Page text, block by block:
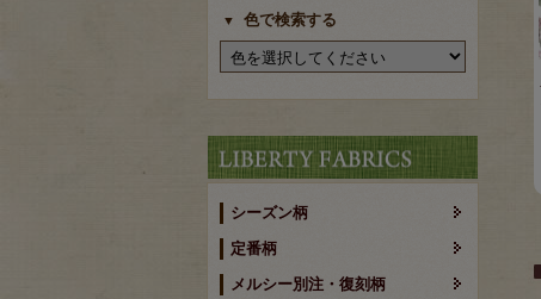
色で検索する
シーズン柄
定番柄
メルシー別注・復刻柄